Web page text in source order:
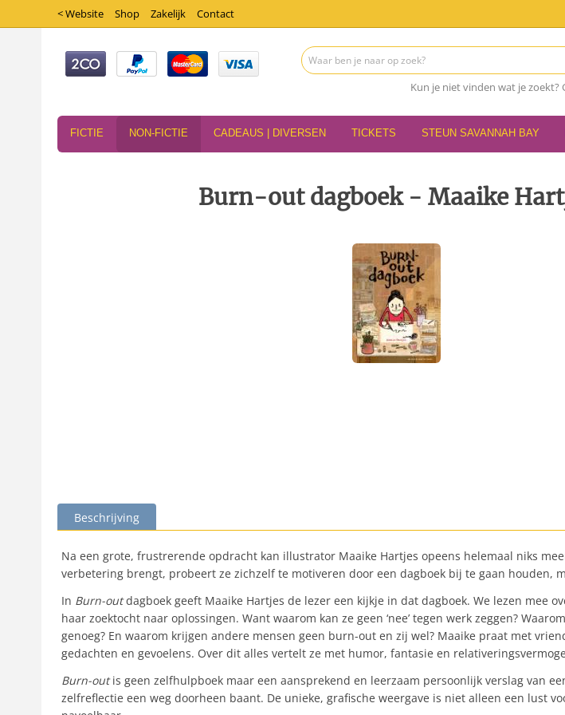
< Website Shop Zakelijk Contact
Kun je niet vinden wat je zoekt?
FICTIE NON-FICTIE CADEAUS | DIVERSEN TICKETS STEUN SAVANNAH BAY
Burn-out dagboek - Maaike
Beschrijving
Na een grote, frustrerende opdracht kan illustrator Maaike Hartjes opeens helemaal niks
verbetering brengt, probeert ze zichzelf te motiveren door een dagboek bij te gaan houden,
In Burn-outdagboek geeft Maaike Hartjes de lezer een kijkje in dat dagboek. We lezen mee
haar zoektocht naar oplossingen. Want waarom kan ze geen ‘nee’ tegen werk zeggen?
genoeg? En waarom krijgen andere mensen geen burn-out en zij wel? Maaike praat met
gedachten en gevoelens. Over dit alles vertelt ze met humor, fantasie en
Burn-outis geen zelfhulpboek maar een aansprekend en leerzaam persoonlijk verslag van
zelfreflectie een weg doorheen baant. De unieke, grafische weergave is niet alleen een lust